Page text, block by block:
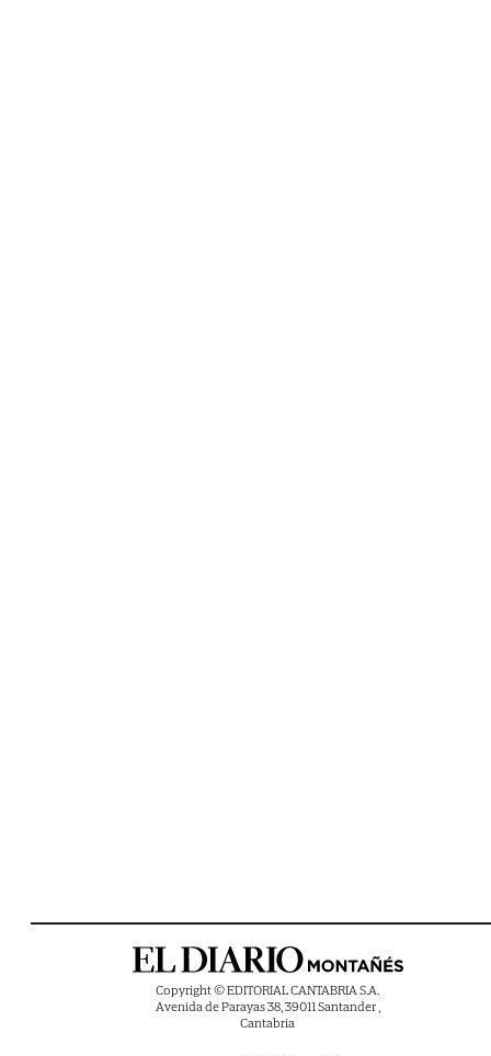
Copyright © EDITORIAL CANTABRIA S.A.
Avenida de Parayas 38, 39011 Santander ,
Cantabria